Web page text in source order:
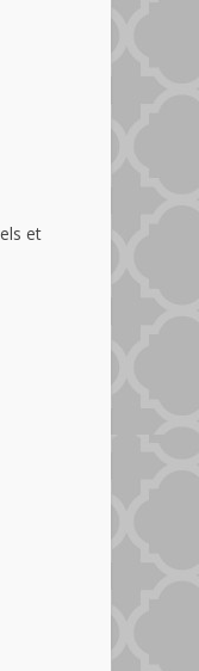
et